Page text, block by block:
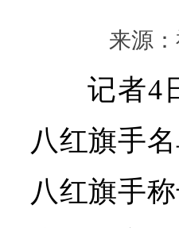
来源
记者4
八红旗手
八红旗手